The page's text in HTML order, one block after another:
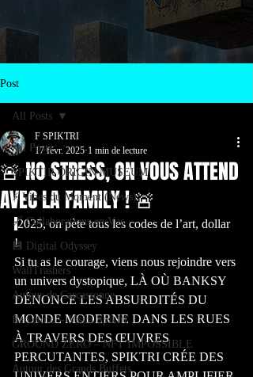
Post
All Posts
SPIKTIR ORIGIN MUSEUM
⚡ Vibes du Moment (News)
🔗 Collaborations en Vue
💾 Digital Odyssey
WallTrashers
Autour de Carcassonne
Barcelona – Visita Spiktri
GROUND ZERO – NFT IMPOSSIBLE
Autour des Grands Buffets
All Posts
🚨 NO STRESS, ON VOUS ATTEND
AVEC LA FAMILY ! 🚨
F SPIKTRI
17 févr. 2025 1 min de lecture
2025, on pète tous les codes de l’art, dollar
!
Si tu as le courage, viens nous rejoindre vers
un univers dystopique, LÀ OÙ BANKSY
DÉNONCE LES ABSURDITÉS DU
MONDE MODERNE DANS LES RUES
À TRAVERS DES ŒUVRES
PERCUTANTES, SPIKTRI CRÉE DES